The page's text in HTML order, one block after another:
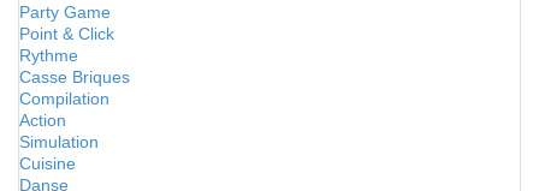
Party Game
Point & Click
Rythme
Casse Briques
Compilation
Action
Simulation
Cuisine
Danse